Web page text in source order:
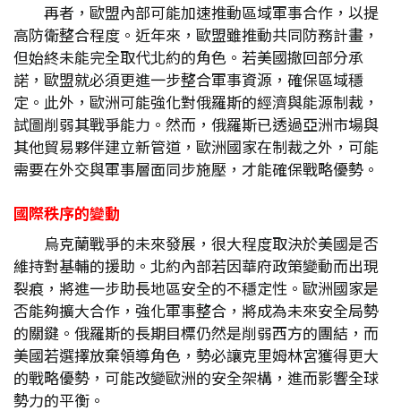
再者，歐盟內部可能加速推動區域軍事合作，以提
高防衛整合程度。近年來，歐盟雖推動共同防務計畫，
但始終未能完全取代北約的角色。若美國撤回部分承
諾，歐盟就必須更進一步整合軍事資源，確保區域穩
定。此外，歐洲可能強化對俄羅斯的經濟與能源制裁，
試圖削弱其戰爭能力。然而，俄羅斯已透過亞洲市場與
其他貿易夥伴建立新管道，歐洲國家在制裁之外，可能
需要在外交與軍事層面同步施壓，才能確保戰略優勢。
國際秩序的變動
烏克蘭戰爭的未來發展，很大程度取決於美國是否
維持對基輔的援助。北約內部若因華府政策變動而出現
裂痕，將進一步助長地區安全的不穩定性。歐洲國家是
否能夠擴大合作，強化軍事整合，將成為未來安全局勢
的關鍵。俄羅斯的長期目標仍然是削弱西方的團結，而
美國若選擇放棄領導角色，勢必讓克里姆林宮獲得更大
的戰略優勢，可能改變歐洲的安全架構，進而影響全球
勢力的平衡。